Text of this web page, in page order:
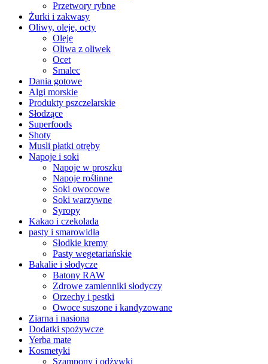
Przetwory rybne
Żurki i zakwasy
Oliwy, oleje, octy
Oleje
Oliwa z oliwek
Ocet
Smalec
Dania gotowe
Algi morskie
Produkty pszczelarskie
Słodzące
Superfoods
Shoty
Musli płatki otręby
Napoje i soki
Napoje w proszku
Napoje roślinne
Soki owocowe
Soki warzywne
Syropy
Kakao i czekolada
pasty i smarowidła
Słodkie kremy
Pasty wegetariańskie
Bakalie i słodycze
Batony RAW
Zdrowe zamienniki słodyczy
Orzechy i pestki
Owoce suszone i kandyzowane
Ziarna i nasiona
Dodatki spożywcze
Yerba mate
Kosmetyki
Szampony i odżywki